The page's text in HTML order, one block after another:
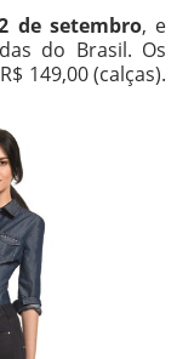
de setembro, e
do Brasil. Os
149,00 (calças).